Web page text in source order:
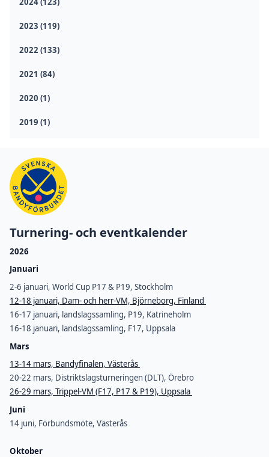
2023 (119)
2022 (133)
2021 (84)
2020 (1)
2019 (1)
Turnering- och eventkalender
2026
Januari
2-6 januari, World Cup P17 & P19, Stockholm
12-18 januari, Dam- och herr-VM, Björneborg, Finland
16-17 januari, landslagssamling, P19, Katrineholm
16-18 januari, landslagssamling, F17, Uppsala
Mars
13-14 mars, Bandyfinalen, Västerås
20-22 mars, Distriktslagsturneringen (DLT), Örebro
26-29 mars, Trippel-VM (F17, P17 & P19), Uppsala
Juni
14 juni, Förbundsmöte, Västerås
Oktober